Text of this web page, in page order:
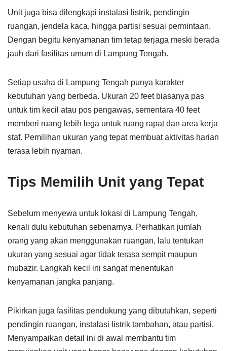
Unit juga bisa dilengkapi instalasi listrik, pendingin
ruangan, jendela kaca, hingga partisi sesuai permintaan.
Dengan begitu kenyamanan tim tetap terjaga meski berada
jauh dari fasilitas umum di Lampung Tengah.
Setiap usaha di Lampung Tengah punya karakter
kebutuhan yang berbeda. Ukuran 20 feet biasanya pas
untuk tim kecil atau pos pengawas, sementara 40 feet
memberi ruang lebih lega untuk ruang rapat dan area kerja
staf. Pemilihan ukuran yang tepat membuat aktivitas harian
terasa lebih nyaman.
Tips Memilih Unit yang Tepat
Sebelum menyewa untuk lokasi di Lampung Tengah,
kenali dulu kebutuhan sebenarnya. Perhatikan jumlah
orang yang akan menggunakan ruangan, lalu tentukan
ukuran yang sesuai agar tidak terasa sempit maupun
mubazir. Langkah kecil ini sangat menentukan
kenyamanan jangka panjang.
Pikirkan juga fasilitas pendukung yang dibutuhkan, seperti
pendingin ruangan, instalasi listrik tambahan, atau partisi.
Menyampaikan detail ini di awal membantu tim